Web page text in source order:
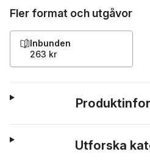
Fler format och utgåvor
Inbunden
263 kr
Utforska